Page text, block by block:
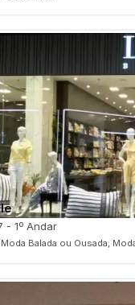
- 1º Andar
Balada ou Ousada,